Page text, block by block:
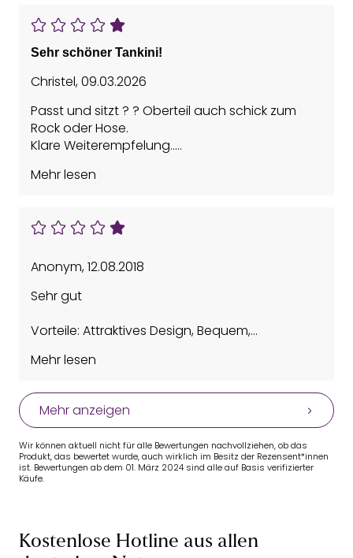
Sehr schöner Tankini!
Christel,09.03.2026
Passt und sitzt ? ? Oberteil auch schick zum
Rock oder Hose.
Klare Weiterempfelung..
Schnelle Lieferung!
Mehr lesen
Anonym,12.08.2018
Sehr gut
Vorteile: Attraktives Design, Bequem,
Mehr lesen
Mehr anzeigen
Wir können aktuell nicht für alle Bewertungen nachvollziehen, ob das
Produkt, das bewertet wurde, auch wirklich im Besitz der Rezensent*innen
ist. Bewertungen ab dem 01. März 2024 sind alle auf Basis verifizierter
Käufe.
Kostenlose Hotline aus allen